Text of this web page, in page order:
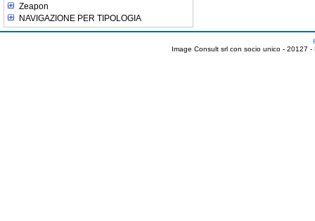
Zeapon
NAVIGAZIONE PER TIPOLOGIA
Image Consult srl con socio unico - 20127